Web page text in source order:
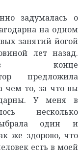
задумалась о
на одном
занятий йогой
лет назад.
конце
предложила
чем-то, за что вы
У меня в
несколько
один и
же здорово, что
есть в моей